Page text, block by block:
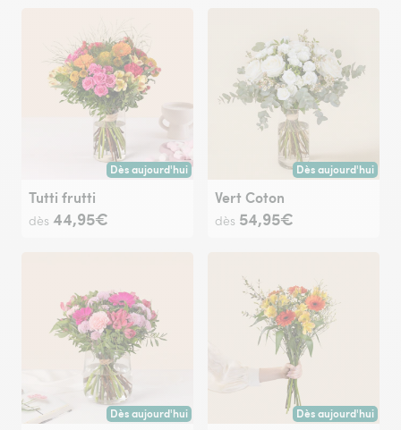
Dès aujourd'hui
Livraison dès aujourd'hui (pour toute commande passée
Tutti frutti
dès 44,95€
Dès aujourd'hui
Livraison dès
Vert Coton
dès 54,95€
Dès aujourd'hui
Livraison dès aujourd'hui (pour toute commande passée
Dès aujourd'hui
Livraison dès